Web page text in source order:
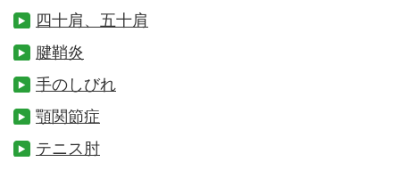
四十肩、五十肩
腱鞘炎
手のしびれ
顎関節症
テニス肘